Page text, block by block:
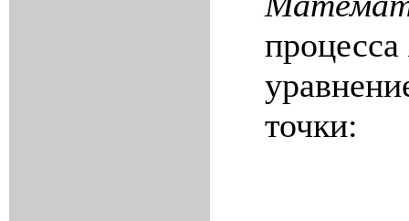
процесса
точки: